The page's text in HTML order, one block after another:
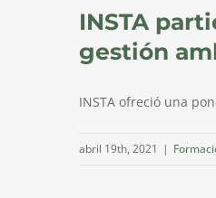
INSTA
gestión
INSTA ofreció una
abril 19th, 2021 |